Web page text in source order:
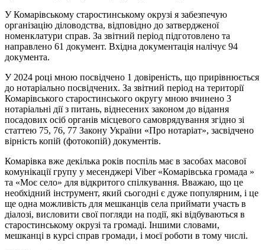
У Комарівському старостинському окрузі я забезпечую
організацію діловодства, відповідно до затвердженої
номенклатури справ. За звітний період підготовлено та
направлено 61 документ. Вхідна документація налічує 94
документа.
У 2024 році мною посвідчено 1 довіреність, що прирівнюється
до нотаріально посвідчених. За звітний період на території
Комарівського старостинського округу мною вчинено 3
нотаріальні дії з питань, віднесених законом до відання
посадових осіб органів місцевого самоврядування згідно зі
статтею 75, 76, 77 Закону України «Про нотаріат», засвідчено
вірність копій (фотокопій) документів.
Комарівка вже декілька років поспіль має в засобах масової
комунікації групу у месенджері Viber «Комарівська громада »
та «Моє село» для відкритого спілкування. Вважаю, що це
необхідний інструмент, який сьогодні є дуже популярним, і це
ще одна можливість для мешканців села приймати участь в
діалозі, висловити свої погляди на події, які відбуваються в
старостинському окрузі та громаді. Іншими словами,
мешканці в курсі справ громади, і моєї роботи в тому числі.